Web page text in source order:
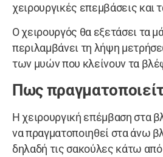
χειρουργικές επεμβάσεις και
Ο χειρουργός θα εξετάσει τα
περιλαμβάνει τη λήψη
των μυών που κλείνουν τα
Πως
Η χειρουργική επέμβαση στα
να πραγματοποιηθεί στα άνω
δηλαδή τις σακούλες κάτω από